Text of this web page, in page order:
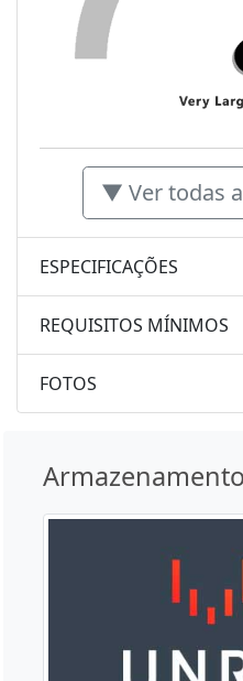
▼ Ver todas
ESPECIFICAÇÕES
REQUISITOS MÍNIMOS
FOTOS